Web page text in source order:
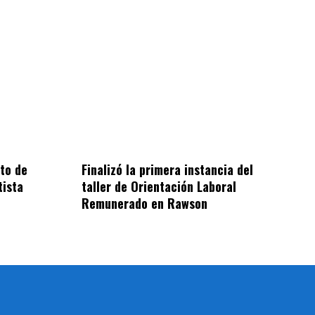
de
Finalizó la primera instancia del
taller de Orientación Laboral
Remunerado en Rawson